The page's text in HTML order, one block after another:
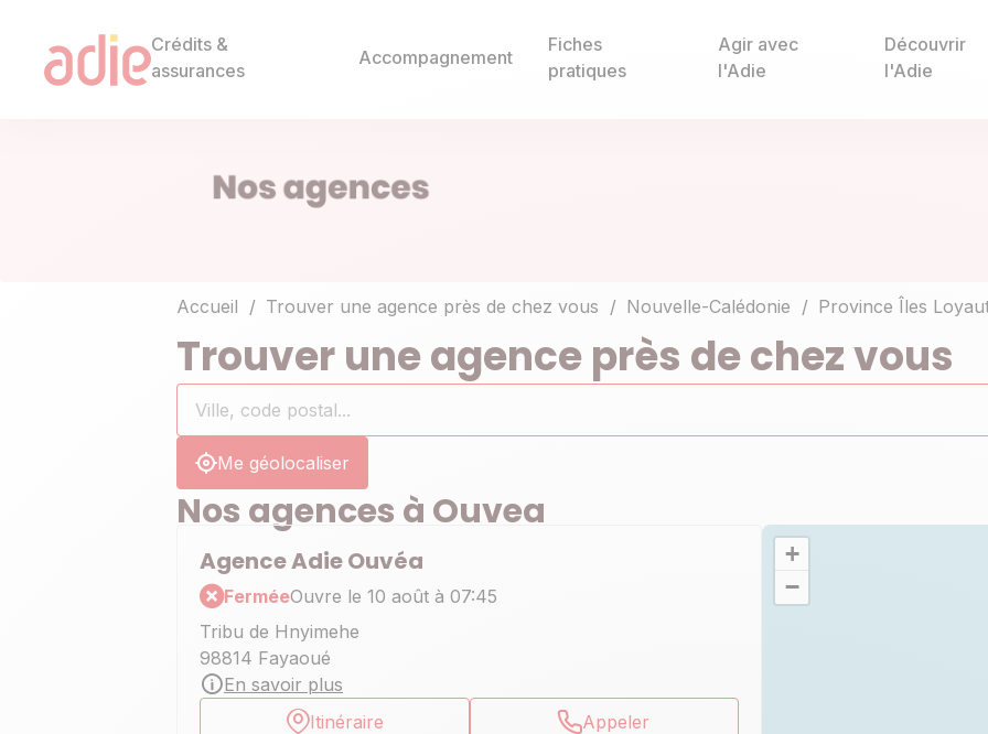
Crédits &
assurances
Accompagnement
Fiches
pratiques
Agir avec
l'Adie
Découvrir
l'Adie
Accueil Trouver une agence près de chez vous Nouvelle-Calédonie Province Îles
Trouver une agence près de chez vous
Ville,
code
0
résultat(s)
trouvé(s)
Me géolocaliser
Nos agences à Ouvea
Agence Adie Ouvéa
FerméeOuvre le 10 août à 07:45
Tribu de Hnyimehe
98814 Fayaoué
En savoir plus
Itinéraire
Appeler
+
−